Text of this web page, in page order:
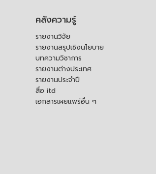
คลังความรู้
รายงานวิจัย
รายงานสรุปเชิงนโยบาย
บทความวิชาการ
รายงานต่างประเทศ
รายงานประจำปี
สื่อ itd
เอกสารเผยแพร่อื่น ๆ